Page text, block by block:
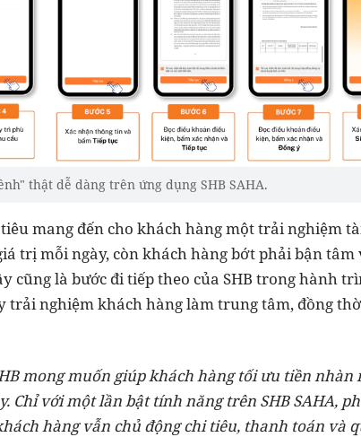
thật dễ dàng trên ứng dụng SHB SAHA.
mang đến cho khách hàng một trải nghiệm
trị mỗi ngày, còn khách hàng bớt phải bận tâm
là bước đi tiếp theo của SHB trong hành
trải nghiệm khách hàng làm trung tâm, đồng
mong muốn giúp khách hàng tối ưu tiền nhàn
Chỉ với một lần bật tính năng trên SHB SAHA,
hàng vẫn chủ động chi tiêu, thanh toán và